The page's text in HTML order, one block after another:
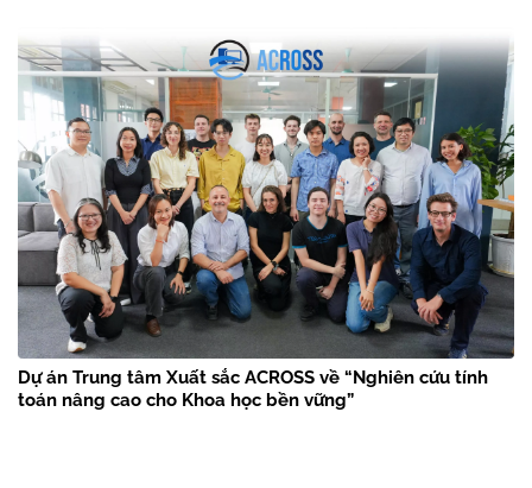
Dự án Trung tâm Xuất sắc ACROSS về “Nghiên cứu tính
toán nâng cao cho Khoa học bền vững”